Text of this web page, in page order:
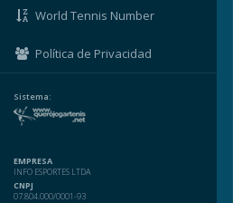
World Tennis Number
Política de Privacidad
Sistema:
EMPRESA
INFO ESPORTES LTDA
CNPJ
07.804.000/0001-93